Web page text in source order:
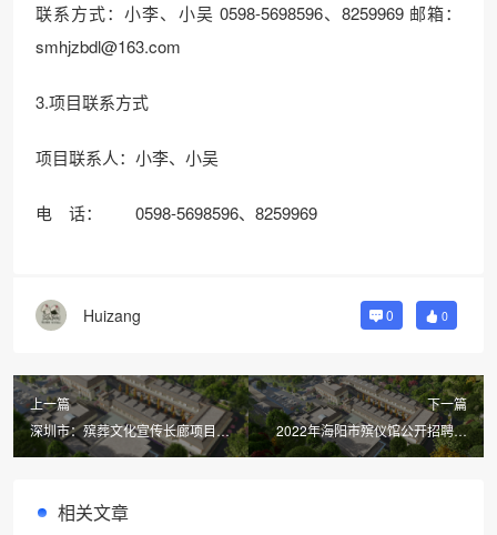
联系方式：小李、小吴 0598-5698596、8259969 邮箱：
smhjzbdl@163.com
3.项目联系方式
项目联系人：小李、小吴
电 话： 0598-5698596、8259969
Huizang 0 0
上一篇
深圳市：殡葬文化宣传长廊项目第
二次更正公告
下一篇
2022年海阳市殡仪馆公开招聘工
作人员简章
相关文章